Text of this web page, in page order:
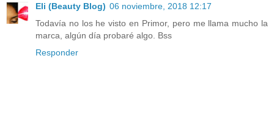
Eli (Beauty Blog) 06 noviembre, 2018 12:17
Todavía no los he visto en Primor, pero me llama mucho la
marca, algún día probaré algo. Bss
Responder